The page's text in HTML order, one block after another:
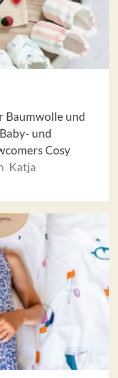
Baumwolle und
und
Cosy
Katja